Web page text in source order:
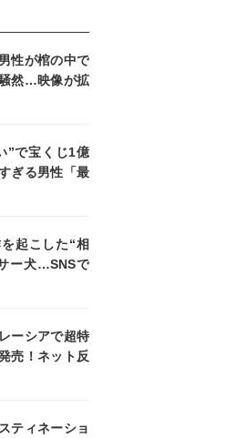
性が棺の中で
然…映像が拡
”で宝くじ1億
ぎる男性「最
起こした“相
ー犬…SNSで
ーシアで超特
売！ネット反
ティネーショ